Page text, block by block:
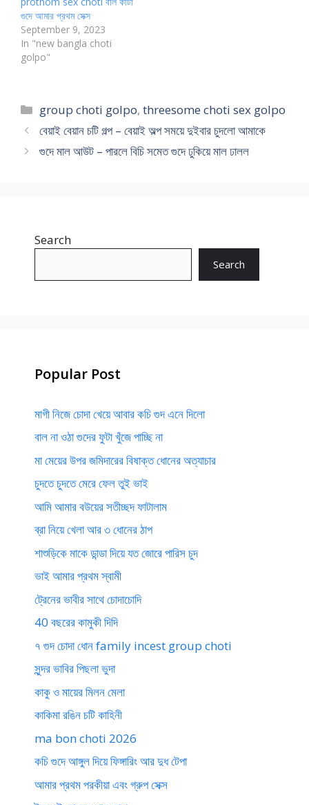
গুদে আমার প্রথম সেক্স
September 9, 2023
In "new bangla choti
golpo"
Categories
group choti golpo,threesome choti sex golpo
বেয়াই বেয়ান চটি গল্প – বেয়াই অল্প সময়ে দুইবার চুদলো আমাকে
গুদে মাল আউট – পারলে বিচি সমেত গুদে ঢুকিয়ে মাল ঢালল
Search
Search
Popular Post
মাগী নিজে চোদা খেয়ে আবার কচি গুদ এনে দিলো
বাল না ওঠা গুদের ফুটা খুঁজে পাচ্ছি না
মা মেয়ের উপর জমিদারের বিষাক্ত ধোনের অত্যাচার
চুদতে চুদতে মেরে ফেল তুই ভাই
আমি আমার বউয়ের সতীচ্ছদ ফাটালাম
ব্রা নিয়ে খেলা আর ৩ ধোনের ঠাপ
শাশুড়িকে মাকে ডান্ডা দিয়ে যত জোরে পারিস চুদ
ভাই আমার প্রথম স্বামী
ট্রেনের ভাবীর সাথে চোদাচোদি
40 বছরের কামুকী দিদি
৭ গুদ চোদা ধোন family incest group choti
সুন্দর ভাবির পিছলা ভুদা
কাকু ও মায়ের মিলন মেলা
কাকিমা রঙিন চটি কাহিনী
ma bon choti 2026
কচি গুদে আঙ্গুল দিয়ে ফিঙ্গারিং আর দুধ টেপা
আমার প্রথম পরকীয়া এবং গ্রুপ সেক্স